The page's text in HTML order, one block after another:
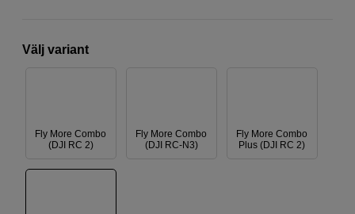
Välj variant
Fly More Combo
(DJI RC 2)
Fly More Combo
(DJI RC-N3)
Fly More Combo
Plus (DJI RC 2)